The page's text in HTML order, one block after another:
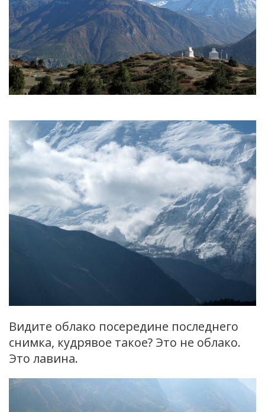
Видите облако посередине последнего
снимка, кудрявое такое? Это не облако.
Это лавина.